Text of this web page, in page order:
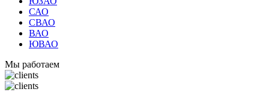
САО
СВАО
ВАО
ЮВАО
Мы работаем